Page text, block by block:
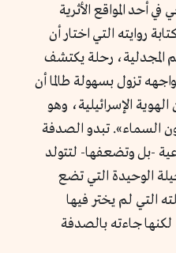
أحد المواقع الأثرية
روايته التي اختار أن
المجدلية، رحلة يكتشف
تزول بسهولة طالما أن
الإسرائيلية، وهو
السماء». تبدو الصدفة
-بل وتضعفها- لتتولد
الوحيدة التي تضع
التي لم يختر فيها
لكنها جاءته بالصدفة